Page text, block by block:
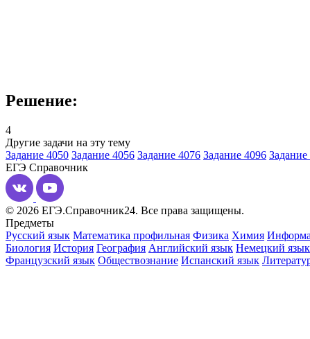
Решение:
4
Другие задачи на эту тему
Задание 4050 Задание 4056 Задание 4076 Задание 4096 Задание
ЕГЭ Справочник
© 2026 ЕГЭ.Справочник24. Все права защищены.
Предметы
Русский язык Математика профильная Физика Химия
Биология История География Английский язык Немецкий язык
Французский язык Обществознание Испанский язык